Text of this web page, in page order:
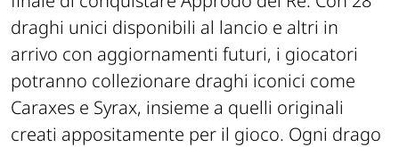
draghi unici disponibili al lancio e altri in
arrivo con aggiornamenti futuri, i giocatori
potranno collezionare draghi iconici come
Caraxes e Syrax, insieme a quelli originali
creati appositamente per il gioco. Ogni drago